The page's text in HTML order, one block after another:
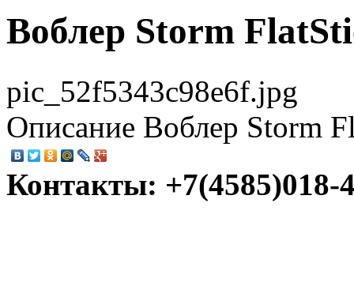
Воблер Storm
pic_52f5343c98e6f.jpg
Описание Воблер Storm
Контакты: